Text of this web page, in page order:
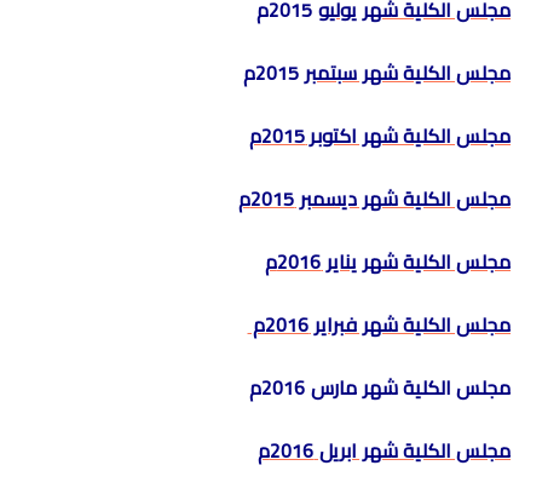
مجلس الكلية شهر يوليو
مجلس الكلية شهر سبتمبر2015م
مجلس الكلية شهر اكتوبر 2015م
مجلس الكلية شهر ديسمبر 2015م
مجلس الكلية شهر يناير 2016م
مجلس الكلية شهر فبراير 2016م
مجلس الكلية شهر مارس 2016م
مجلس الكلية شهر ابريل 2016م